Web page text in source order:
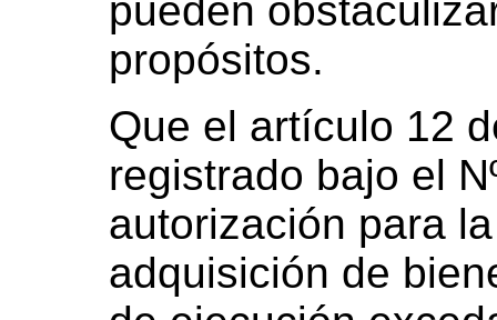
pueden
propósitos.
Que el artículo 12
registrado bajo el
autorización para
adquisición de